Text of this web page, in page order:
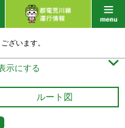
ざいます。
示にする 
ルート図